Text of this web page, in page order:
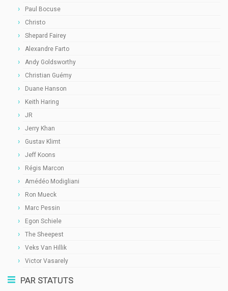
Paul Bocuse
Christo
Shepard Fairey
Alexandre Farto
Andy Goldsworthy
Christian Guémy
Duane Hanson
Keith Haring
JR
Jerry Khan
Gustav Klimt
Jeff Koons
Régis Marcon
Amédéo Modigliani
Ron Mueck
Marc Pessin
Egon Schiele
The Sheepest
Veks Van Hillik
Victor Vasarely
PAR STATUTS